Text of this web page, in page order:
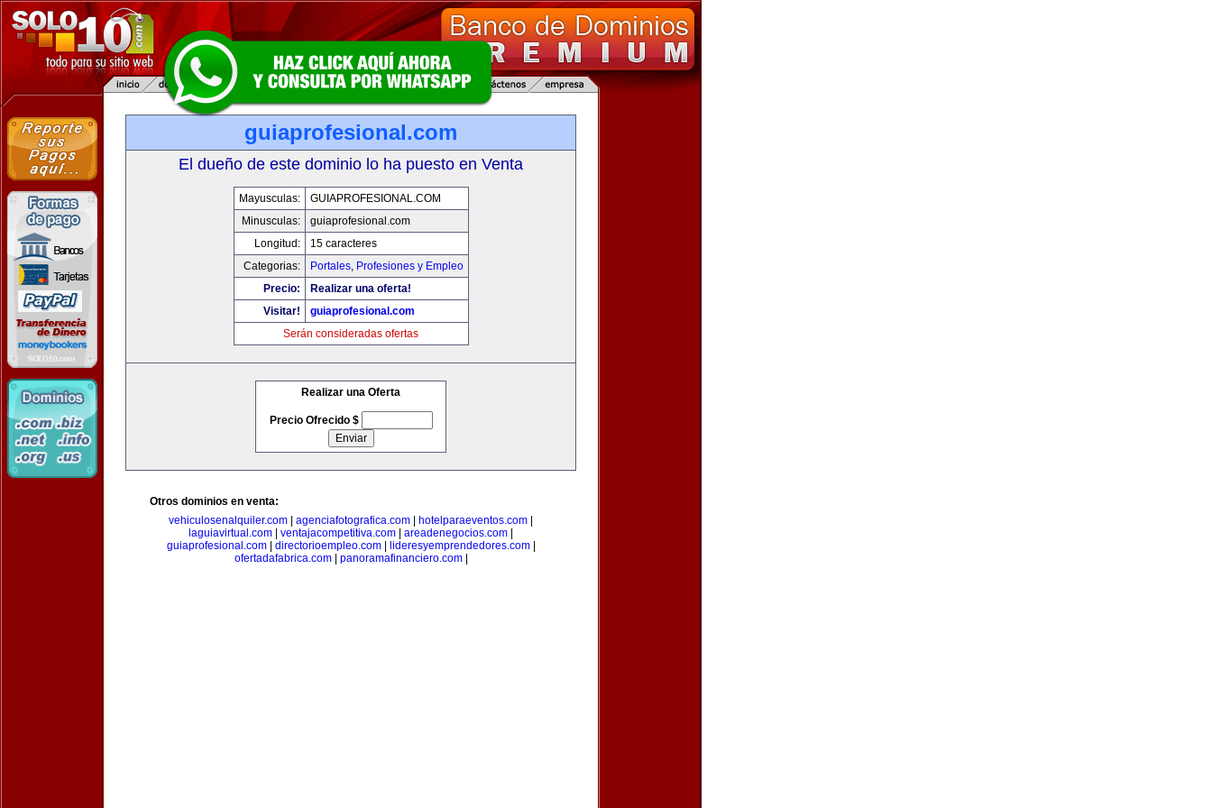
guiaprofesional.com
El dueño de este dominio lo ha puesto en Venta
Mayusculas:
GUIAPROFESIONAL.COM
Minusculas:
guiaprofesional.com
Longitud:
15 caracteres
Categorias:
Portales, Profesiones y Empleo
Precio:
Realizar una oferta!
Visitar!
guiaprofesional.com
Serán consideradas ofertas
Realizar una Oferta
Precio Ofrecido $
Otros dominios en venta:
vehiculosenalquiler.com
agenciafotografica.com hotelparaeventos.com
laguiavirtual.com
ventajacompetitiva.com areadenegocios.com
guiaprofesional.com| directorioempleo.com| lideresyemprendedores.com|
ofertadafabrica.com| panoramafinanciero.com|